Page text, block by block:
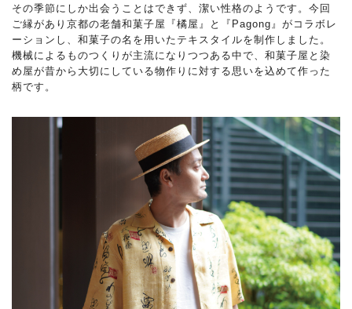
その季節にしか出会うことはできず、潔い性格のようです。今回
ご縁があり京都の老舗和菓子屋『橘屋』と『Pagong』がコラボレ
ーションし、和菓子の名を用いたテキスタイルを制作しました。
機械によるものつくりが主流になりつつある中で、和菓子屋と染
め屋が昔から大切にしている物作りに対する思いを込めて作った
柄です。